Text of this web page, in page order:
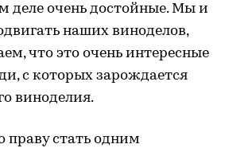
деле очень достойные. Мы и
наших виноделов,
что это очень интересные
с которых зарождается
виноделия.
праву стать одним